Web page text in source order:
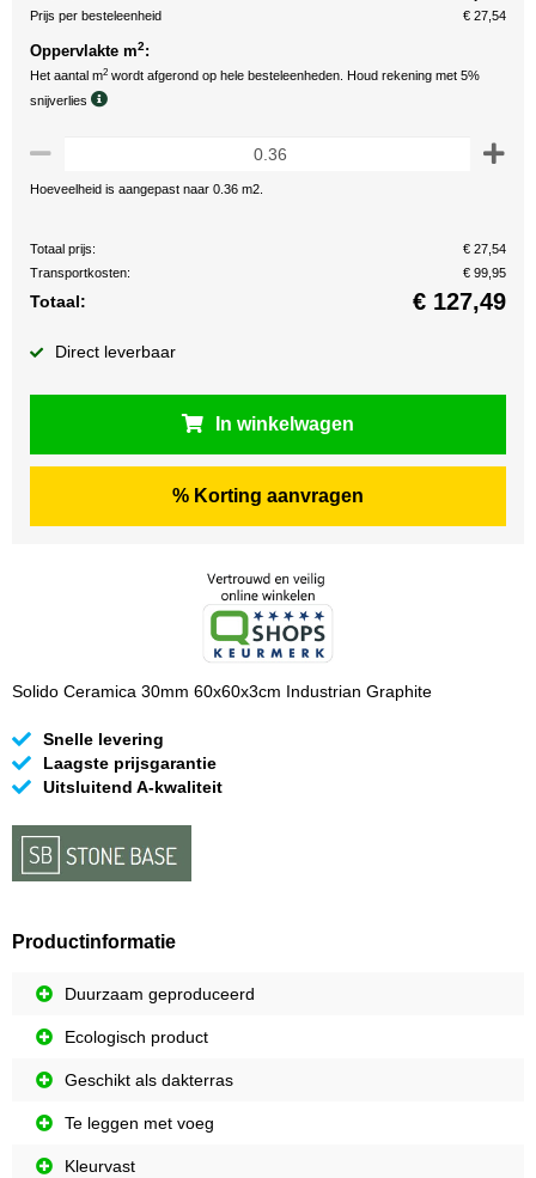
Prijs per besteleenheid € 27,54
Oppervlakte m2:
Het aantal m2 wordt afgerond op hele besteleenheden. Houd rekening met 5%
snijverlies
Hoeveelheid is aangepast naar 0.36 m2.
Totaal prijs:
€ 27,54
Transportkosten:
€ 99,95
Totaal: € 127,49
Direct leverbaar
In winkelwagen
% Korting aanvragen
Solido Ceramica 30mm 60x60x3cm Industrian Graphite
Snelle levering
Laagste prijsgarantie
Uitsluitend A-kwaliteit
Productinformatie
Duurzaam geproduceerd
Ecologisch product
Geschikt als dakterras
Te leggen met voeg
Kleurvast